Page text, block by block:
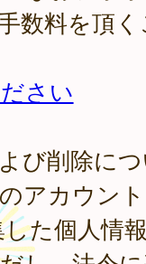
数料を頂
さい
び削除に
アカウン
た個人情